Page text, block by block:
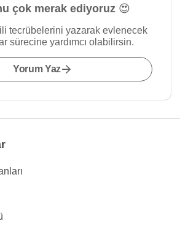
çok merak ediyoruz 😍
tecrübelerini yazarak evlenecek
sürecine yardımcı olabilirsin.
Yorum Yaz